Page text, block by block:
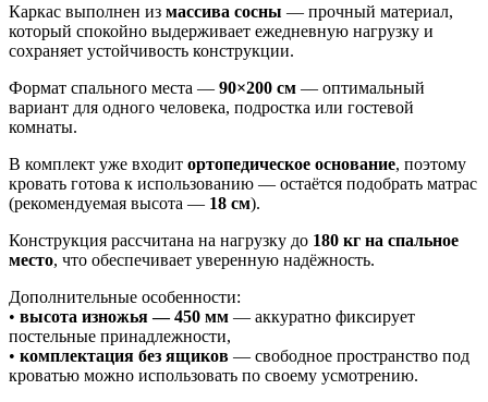
Каркас выполнен из массива сосны — прочный материал,
который спокойно выдерживает ежедневную нагрузку и
сохраняет устойчивость конструкции.
Формат спального места — 90×200 см — оптимальный
вариант для одного человека, подростка или гостевой
комнаты.
В комплект уже входит ортопедическое основание, поэтому
кровать готова к использованию — остаётся подобрать матрас
(рекомендуемая высота — 18 см).
Конструкция рассчитана на нагрузку до 180 кг на спальное
место, что обеспечивает уверенную надёжность.
Дополнительные особенности:
• высота изножья — 450 мм — аккуратно фиксирует
постельные принадлежности,
• комплектация без ящиков — свободное пространство под
кроватью можно использовать по своему усмотрению.